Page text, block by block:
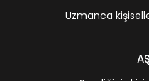
Uzmanca